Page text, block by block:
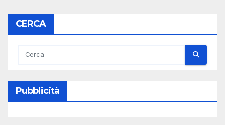
CERCA
Pubblicità